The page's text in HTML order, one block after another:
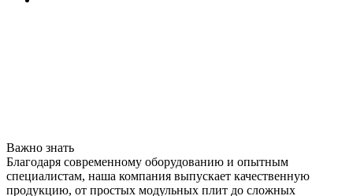
Важно знать
Благодаря современному оборудованию и опытным
специалистам, наша компания выпускает качественную
продукцию, от простых модульных плит до сложных